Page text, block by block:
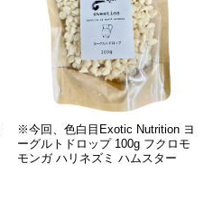
※今回、色白目Exotic Nutrition ヨ
ーグルトドロップ 100g フクロモ
モンガ ハリネズミ ハムスター